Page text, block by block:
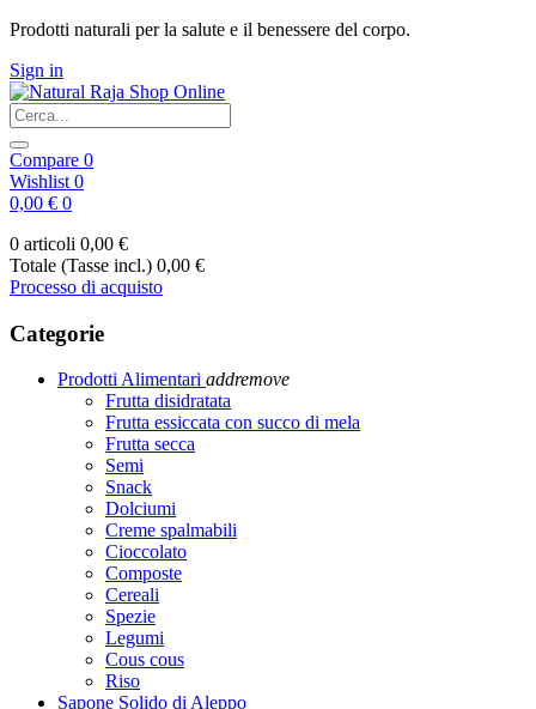
Prodotti naturali per la salute e il benessere del corpo.
Sign in
Compare 0
Wishlist 0
0,00 € 0
0 articoli 0,00 €
Totale (Tasse incl.) 0,00 €
Processo di acquisto
Categorie
Prodotti Alimentari addremove
Frutta disidratata
Frutta essiccata con succo di mela
Frutta secca
Semi
Snack
Dolciumi
Creme spalmabili
Cioccolato
Composte
Cereali
Spezie
Legumi
Cous cous
Riso
Sapone Solido di Aleppo